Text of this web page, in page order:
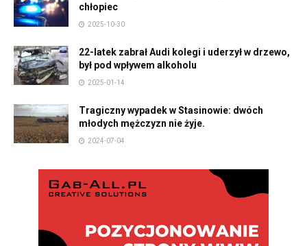
chłopiec
2025-10-30
22-latek zabrał Audi kolegi i uderzył w drzewo,
był pod wpływem alkoholu
2025-01-14
Tragiczny wypadek w Stasinowie: dwóch
młodych mężczyzn nie żyje.
2024-07-04